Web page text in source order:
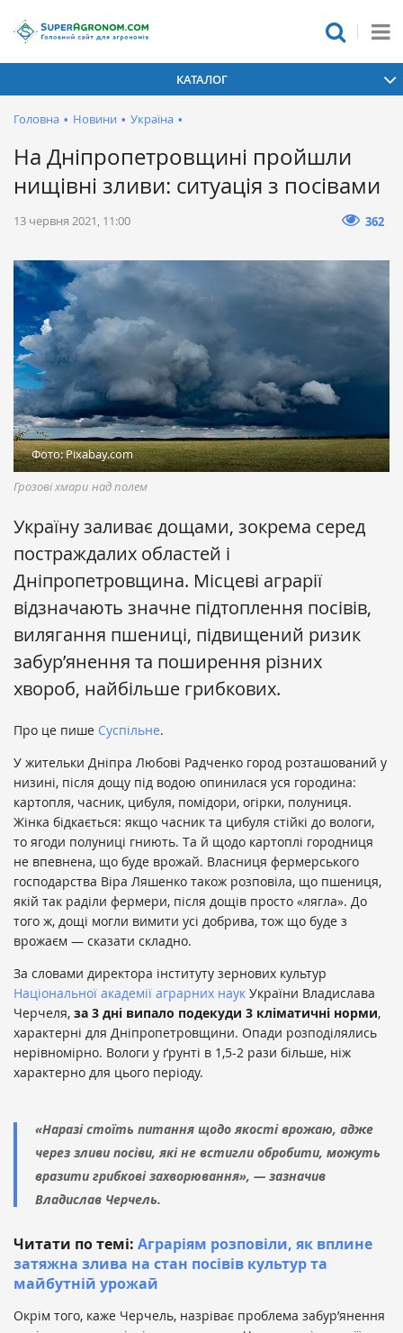
КАТАЛОГ
Головна • Новини • Україна •
На Дніпропетровщині пройшли
нищівні зливи: ситуація з посівами
13 червня 2021, 11:00 362
Фото: Pixabay.com
Грозові хмари над полем
Україну заливає дощами, зокрема серед
постраждалих областей і
Дніпропетровщина. Місцеві аграрії
відзначають значне підтоплення посівів,
вилягання пшениці, підвищений ризик
забур’янення та поширення різних
хвороб, найбільше грибкових.
Про це пише Суспільне.
У жительки Дніпра Любові Радченко город розташований у
низині, після дощу під водою опинилася уся городина:
картопля, часник, цибуля, помідори, огірки, полуниця.
Жінка бідкається: якщо часник та цибуля стійкі до вологи,
то ягоди полуниці гниють. Та й щодо картоплі городниця
не впевнена, що буде врожай. Власниця фермерського
господарства Віра Ляшенко також розповіла, що пшениця,
якій так раділи фермери, після дощів просто «лягла». До
того ж, дощі могли вимити усі добрива, тож що буде з
врожаєм — сказати складно.
За словами директора інституту зернових культур
Національної академії аграрних наук України Владислава
Черчеля, за 3 дні випало подекуди 3 кліматичні норми,
характерні для Дніпропетровщини. Опади розподілялись
нерівномірно. Вологи у ґрунті в 1,5-2 рази більше, ніж
характерно для цього періоду.
«Наразі стоїть питання щодо якості врожаю, адже
через зливи посіви, які не встигли обробити, можуть
вразити грибкові захворювання», — зазначив
Владислав Черчель.
Читати по темі: Аграріям розповіли, як вплине
затяжна злива на стан посівів культур та
майбутній урожай
Окрім того, каже Черчель, назріває проблема забур’янення